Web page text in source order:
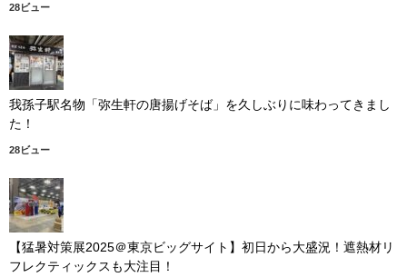
28ビュー
我孫子駅名物「弥生軒の唐揚げそば」を久しぶりに味わってきまし
た！
28ビュー
【猛暑対策展2025＠東京ビッグサイト】初日から大盛況！遮熱材リ
フレクティックスも大注目！